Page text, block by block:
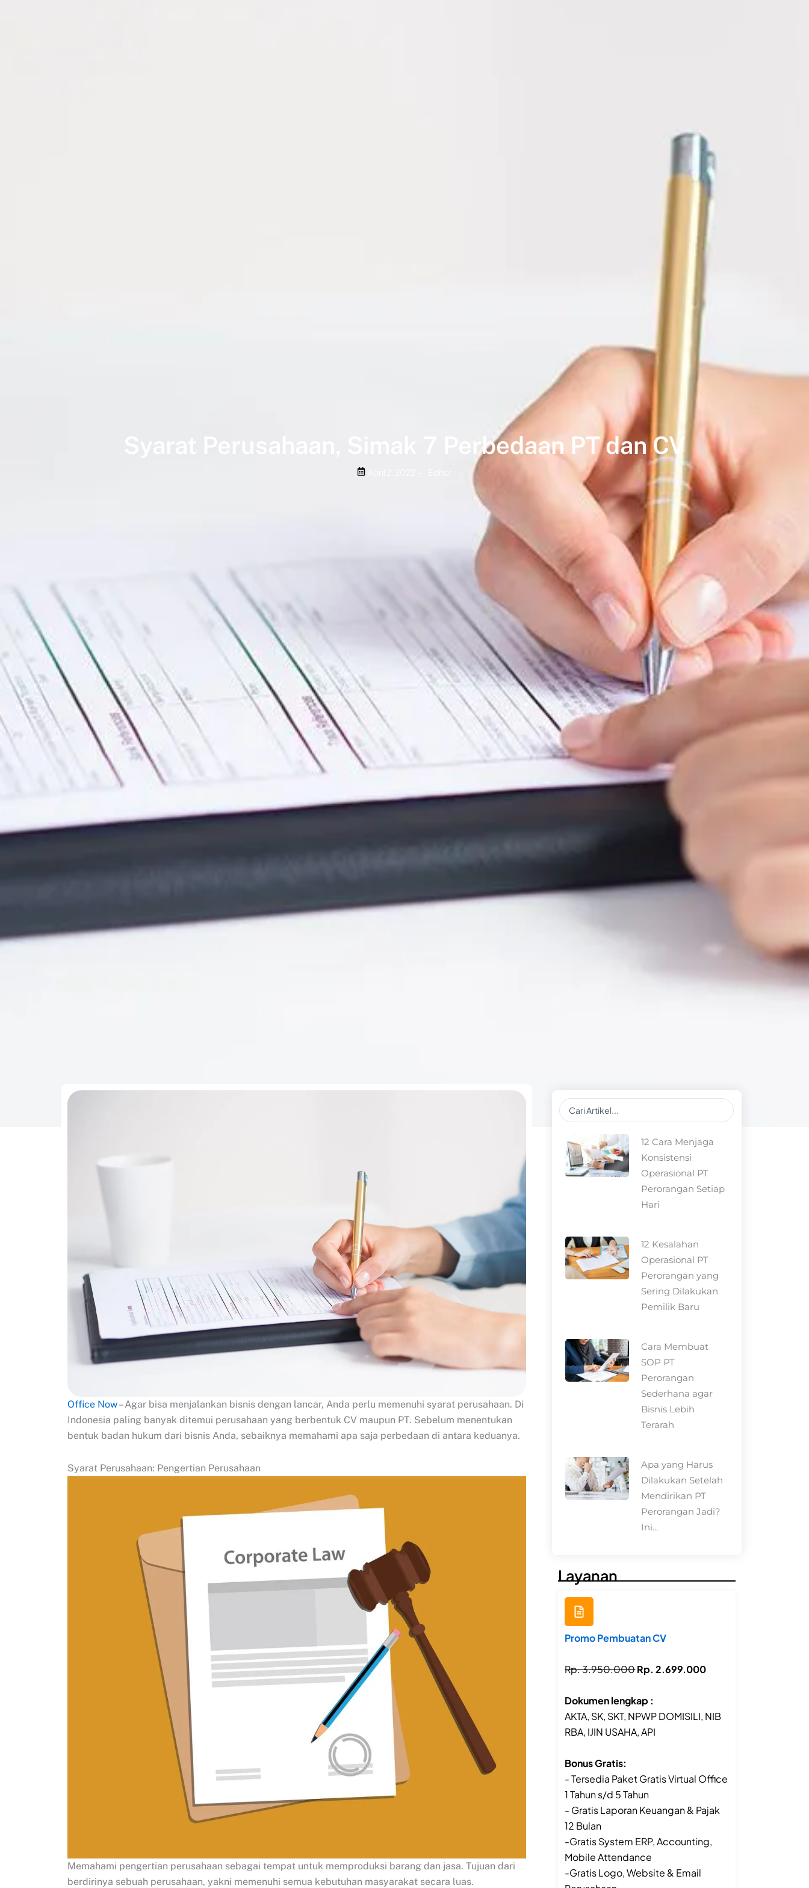
Syarat Perusahaan, Simak 7 Perbedaan PT dan CV
Office Now– Agar bisa menjalankan bisnis dengan lancar, Anda perlu memenuhi syarat perusahaan. Di
Indonesia paling banyak ditemui perusahaan yang berbentuk CV maupun PT. Sebelum menentukan
bentuk badan hukum dari bisnis Anda, sebaiknya memahami apa saja perbedaan di antara keduanya.
Syarat Perusahaan: Pengertian Perusahaan
Memahami pengertian perusahaan sebagai tempat untuk memproduksi barang dan jasa. Tujuan dari
berdirinya sebuah perusahaan, yakni memenuhi semua kebutuhan masyarakat secara luas.
Search
...
12 Cara Menjaga
Konsistensi
Operasional PT
Perorangan Setiap
Hari
12 Kesalahan
Operasional PT
Perorangan yang
Sering Dilakukan
Pemilik Baru
Cara Membuat
SOP PT
Perorangan
Sederhana agar
Bisnis Lebih
Terarah
Apa yang Harus
Dilakukan Setelah
Mendirikan PT
Perorangan Jadi?
Ini...
Layanan
Promo Pembuatan CV
Rp. 3.950.000Rp. 2.699.000
Dokumen lengkap :
AKTA, SK, SKT, NPWP DOMISILI, NIB
RBA, IJIN USAHA, API
Bonus Gratis:
- Tersedia Paket Gratis Virtual Office
1 Tahun s/d 5 Tahun
- Gratis Laporan Keuangan & Pajak
12 Bulan
-Gratis System ERP, Accounting,
Mobile Attendance
-Gratis Logo, Website & Email